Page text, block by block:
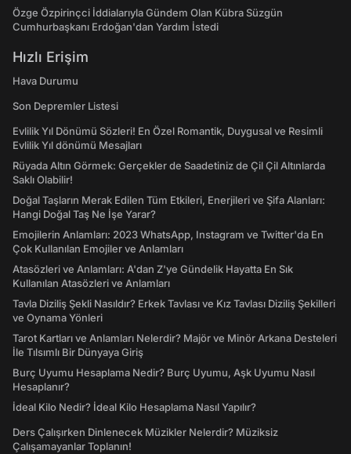
Özge Özpirinçci İddialarıyla Gündem Olan Kübra Süzgün
Cumhurbaşkanı Erdoğan'dan Yardım İstedi
Hızlı Erişim
Hava Durumu
Son Depremler Listesi
Evlilik Yıl Dönümü Sözleri! En Özel Romantik, Duygusal ve Resimli
Evlilik Yıl dönümü Mesajları
Rüyada Altın Görmek: Gerçekler de Saadetiniz de Çil Çil Altınlarda
Saklı Olabilir!
Doğal Taşların Merak Edilen Tüm Etkileri, Enerjileri ve Şifa Alanları:
Hangi Doğal Taş Ne İşe Yarar?
Emojilerin Anlamları: 2023 WhatsApp, Instagram ve Twitter'da En
Çok Kullanılan Emojiler ve Anlamları
Atasözleri ve Anlamları: A'dan Z'ye Gündelik Hayatta En Sık
Kullanılan Atasözleri ve Anlamları
Tavla Diziliş Şekli Nasıldır? Erkek Tavlası ve Kız Tavlası Diziliş Şekilleri
ve Oynama Yönleri
Tarot Kartları ve Anlamları Nelerdir? Majör ve Minör Arkana Desteleri
İle Tılsımlı Bir Dünyaya Giriş
Burç Uyumu Hesaplama Nedir? Burç Uyumu, Aşk Uyumu Nasıl
Hesaplanır?
İdeal Kilo Nedir? İdeal Kilo Hesaplama Nasıl Yapılır?
Ders Çalışırken Dinlenecek Müzikler Nelerdir? Müziksiz
Çalışamayanlar Toplanın!